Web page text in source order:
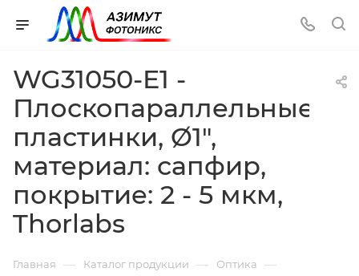
WG31050-E1 -
Плоскопараллельные
пластинки, Ø1",
материал: сапфир,
покрытие: 2 - 5 мкм,
Thorlabs
Главная — Каталог продукции — Оптика —